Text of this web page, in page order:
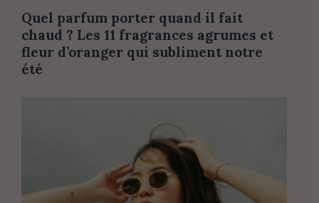
Quel parfum porter quand il fait
chaud ? Les 11 fragrances agrumes et
fleur d’oranger qui subliment notre
été